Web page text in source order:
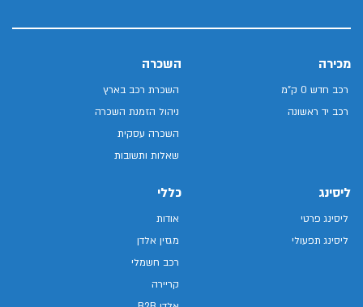
מכירה
רכב חדש 0 ק"מ
רכב יד ראשונה
השכרה
השכרת רכב בארץ
ניהול הזמנת השכרה
השכרה עסקית
שאלות ותשובות
ליסינג
ליסינג פרטי
ליסינג תפעולי
כללי
אודות
מגזין אלדן
רכב חשמלי
קריירה